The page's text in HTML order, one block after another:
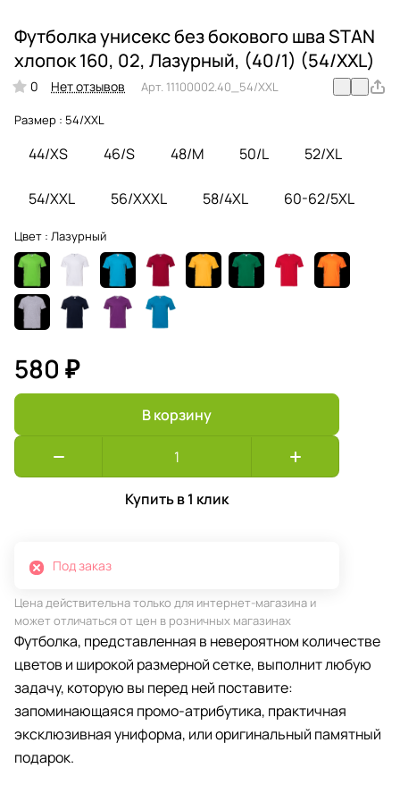
Футболка унисекс без бокового шва STAN
хлопок 160, 02, Лазурный, (40/1) (54/XXL)
0 Нет отзывов Арт. 11100002.40_54/XXL
Размер : 54/XXL
44/XS 46/S 48/M 50/L 52/XL
54/XXL 56/XXXL 58/4XL 60-62/5XL
Цвет : Лазурный
580 ₽
В корзину
Купить в 1 клик
Под заказ
Цена действительна только для интернет-магазина и
может отличаться от цен в розничных магазинах
Футболка, представленная в невероятном количестве
цветов и широкой размерной сетке, выполнит любую
задачу, которую вы перед ней поставите:
запоминающаяся промо-атрибутика, практичная
эксклюзивная униформа, или оригинальный памятный
подарок.